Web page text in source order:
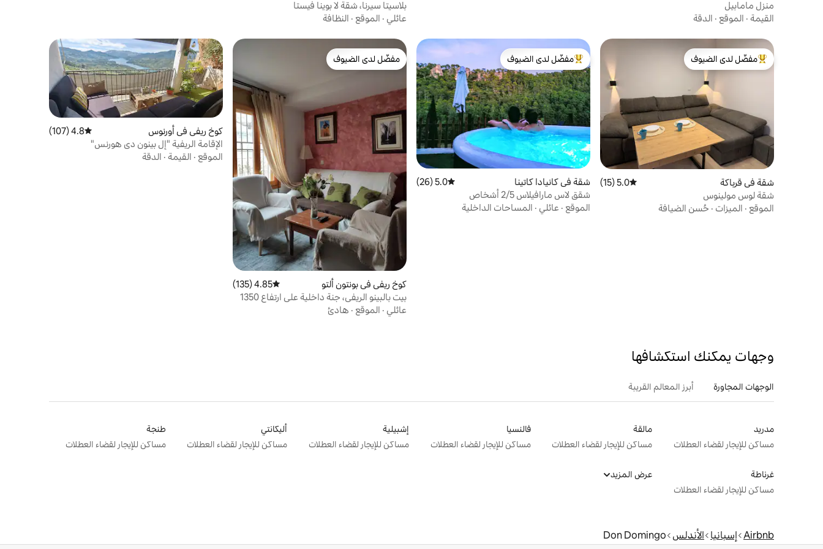
منزل مامابيل
القيمة · الموقع · الدقة
بلاسيتا سيرنا، شقة لا بوينا فيستا
عائلي · الموقع · النظافة
من أبرز البيوت المفضّلة لدى الضيوف
مفضّل لدى الضيوف
شقة في قرباكة متوسط التقييم 5.0 من 5، 15 مراجعات
5.0 (15)
شقة لوس مولينوس
الموقع · الميزات · حُسن الضيافة
من أبرز البيوت المفضّلة لدى الضيوف
مفضّل لدى الضيوف
شقة في كانيادا كاتينا متوسط التقييم 5.0 من 5، 26 مراجعات
5.0 (26)
شقق لاس مارافيلاس 2/5 أشخاص
الموقع · عائلي · المساحات الداخلية
مفضّل لدى الضيوف
مفضّل لدى الضيوف
كوخ ريفي في بونتون ألتو متوسط التقييم 4.85 من 5، 135 مراجعات
4.85 (135)
بيت بالبينو الريفي، جنة داخلية على ارتفاع 1350
مترًا
عائلي · الموقع · هادئ
كوخ ريفي في أورنوس متوسط التقييم 4.8 من 5، 107 مراجعات
4.8 (107)
الإقامة الريفية "إل بينون دي هورنس"
الموقع · القيمة · الدقة
وجهات يمكنك استكشافها
الوجهات المجاورة أبرز المعالم القريبة
مدريد
مساكن للإيجار لقضاء العطلات
مالقة
مساكن للإيجار لقضاء العطلات
فالنسيا
مساكن للإيجار لقضاء العطلات
إشبيلية
مساكن للإيجار لقضاء العطلات
أليكانتي
مساكن للإيجار لقضاء العطلات
طنجة
مساكن للإيجار لقضاء العطلات
غرناطة
مساكن للإيجار لقضاء العطلات
عرض المزيد
Airbnb إسبانيا الأندلس Don Domingo